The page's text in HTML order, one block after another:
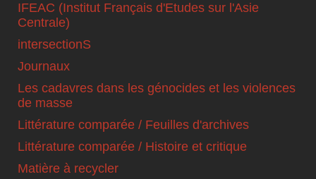
IFEAC (Institut Français d'Etudes sur l'Asie
Centrale)
intersectionS
Journaux
Les cadavres dans les génocides et les violences
de masse
Littérature comparée / Feuilles d'archives
Littérature comparée / Histoire et critique
Matière à recycler